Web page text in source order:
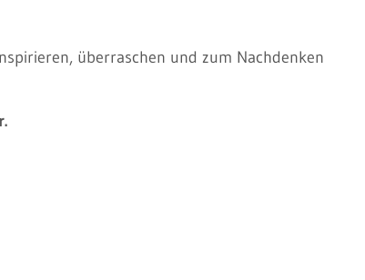
überraschen und zum Nachdenken